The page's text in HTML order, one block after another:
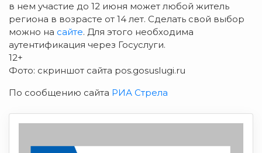
в нем участие до 12 июня может любой житель
региона в возрасте от 14 лет. Сделать свой выбор
можно на сайте. Для этого необходима
аутентификация через Госуслуги.
12+
Фото: скриншот сайта pos.gosuslugi.ru
По сообщению сайта РИА Стрела